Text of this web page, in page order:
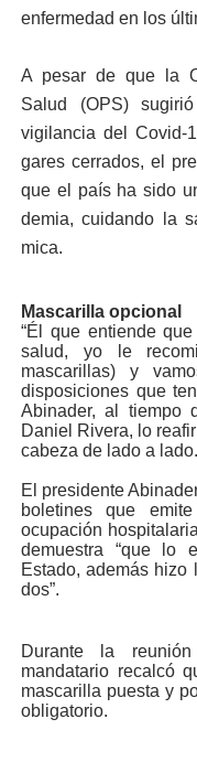
enfermedad en los
A pesar de que la
Salud (OPS)
vigilancia del
gares cerrados, el
que el país ha sido
demia, cuidando la
mica.
Mascarilla opcional
“Él que entiende
salud, yo le
mascarillas) y
disposiciones que
Abinader, al tiempo
Daniel Ri­vera, lo
ca­beza de lado a lado.
El presidente
boletines que
ocupación
demues­tra “que lo
Estado, además
dos”.
Durante la
mandatario recalcó
mascarilla puesta y
obligatorio.